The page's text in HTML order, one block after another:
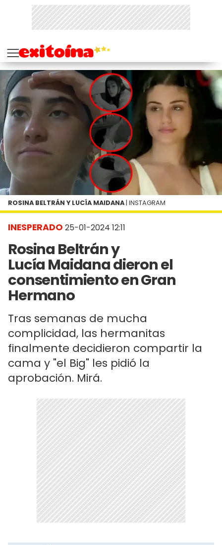
INESPERADO 25-01-2024 12:11
Rosina Beltrán y
Lucía Maidana dieron el
consentimiento en Gran
Hermano
Tras semanas de mucha
complicidad, las hermanitas
finalmente decidieron compartir la
cama y "el Big" les pidió la
aprobación. Mirá.
ROSINA BELTRÁN Y LUCÍA MAIDANA | INSTAGRAM